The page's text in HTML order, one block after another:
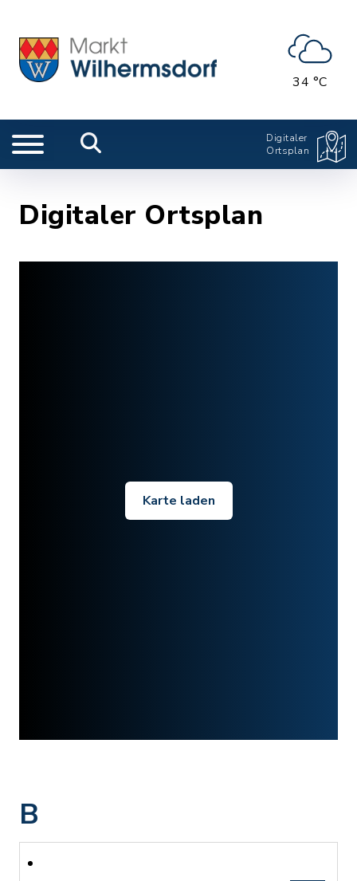
34 °C
Digitaler
Ortsplan
Digitaler Ortsplan
Karte laden
B